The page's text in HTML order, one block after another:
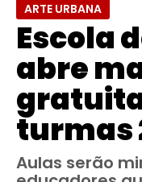
ARTE URBANA
Escola
abre
turmas
Aulas serão